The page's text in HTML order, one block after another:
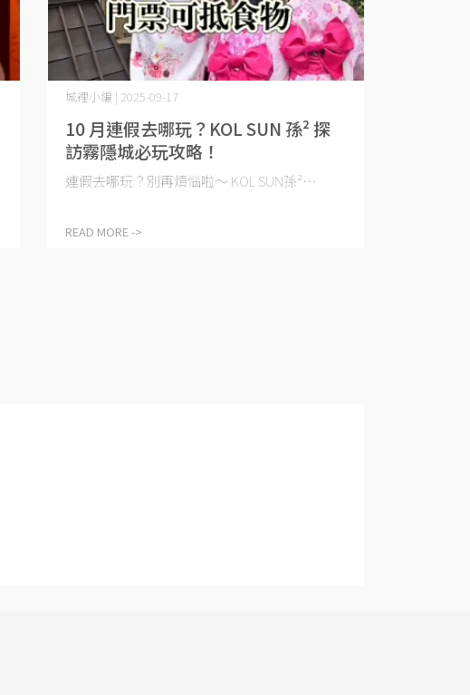
10 月連假去哪玩？KOL SUN 孫² 探
訪霧隱城必玩攻略！
城裡小編 | 2025-09-17
連假去哪玩？別再煩惱啦～ KOL SUN孫²⋯
READ MORE ->